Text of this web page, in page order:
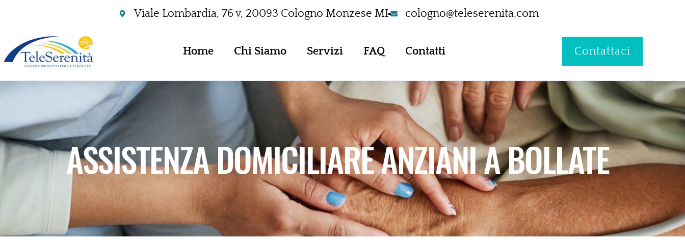
Viale Lombardia, 76 v, 20093 Cologno Monzese MI cologno@teleserenita.com
Home Chi Siamo Servizi FAQ Contatti Contattaci
ASSISTENZA DOMICILIARE ANZIANI A BOLLATE